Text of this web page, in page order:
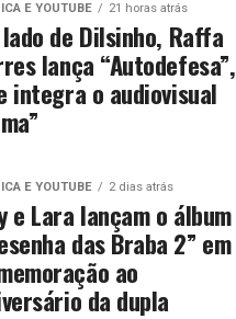
E YOUTUBE 21 horas atrás
de Dilsinho, Raffa
lança “Autodefesa”,
integra o audiovisual
E YOUTUBE 2 dias atrás
e Lara lançam o álbum
das Braba 2” em
ao
da dupla